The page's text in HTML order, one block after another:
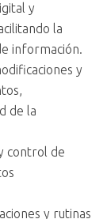
y
la
información.
y
de la
control de
y rutinas